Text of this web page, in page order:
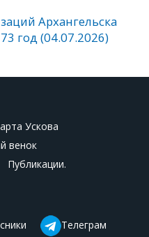
Архангельска
год (04.07.2026)
Ускова
венок
Публикации.
Телеграм